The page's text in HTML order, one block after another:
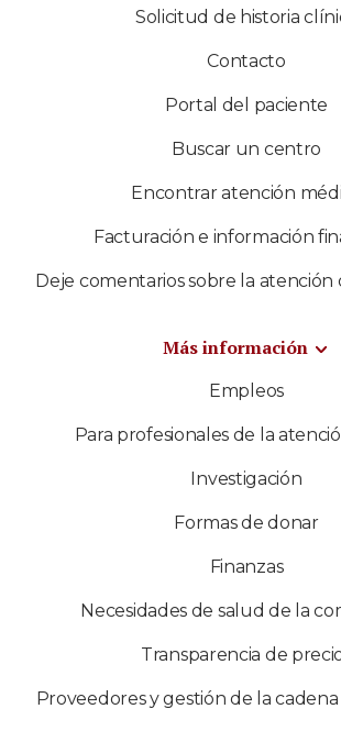
Solicitud de historia
Contacto
Portal del paciente
Buscar un centro
Encontrar atención
Facturación e información
Deje comentarios sobre la atención
Más información
Empleos
Para profesionales de la
Investigación
Formas de donar
Finanzas
Necesidades de salud de la
Transparencia de
Proveedores y gestión de la